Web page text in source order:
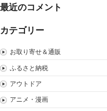
最近のコメント
カテゴリー
お取り寄せ＆通販
ふるさと納税
アウトドア
アニメ・漫画